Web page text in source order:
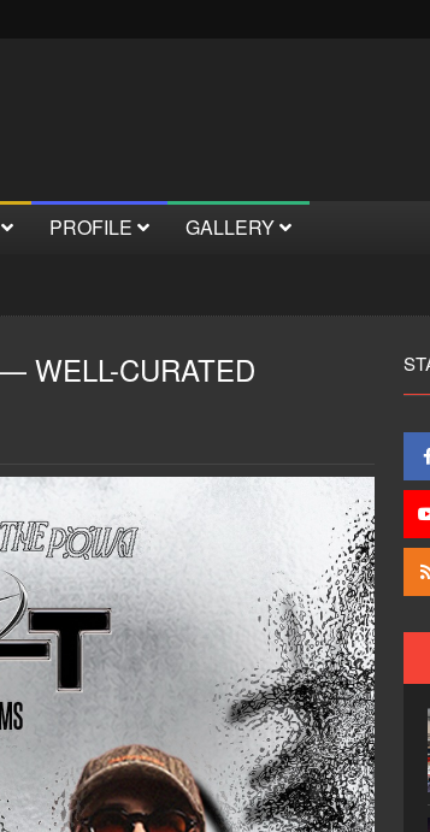
PROFILE GALLERY
WELL-CURATED